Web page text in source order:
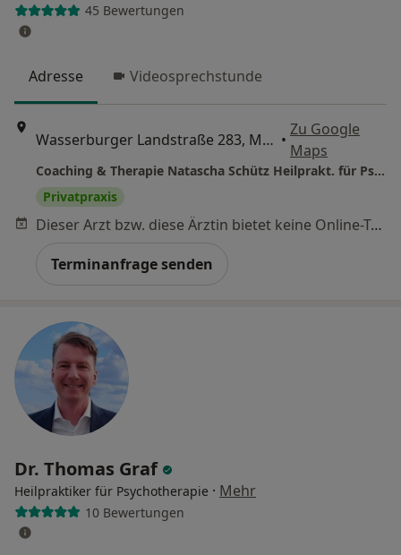
45 Bewertungen
Adresse Videosprechstunde
Wasserburger Landstraße 283, München •
Zu Google
Maps
Coaching & Therapie Natascha Schütz Heilprakt. für Psychotherapie
Privatpraxis
Dieser Arzt bzw. diese Ärztin bietet keine Online-Terminbuchung an diesem Standort an.
Terminanfrage senden
Dr. Thomas Graf
Heilpraktiker für Psychotherapie · Mehr
10 Bewertungen